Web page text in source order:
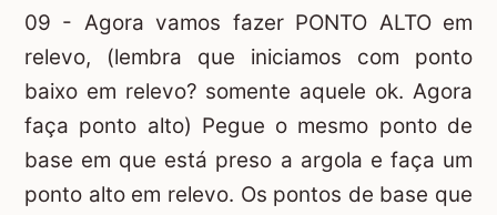
09 - Agora vamos fazer PONTO ALTO em
relevo, (lembra que iniciamos com ponto
baixo em relevo? somente aquele ok. Agora
faça ponto alto) Pegue o mesmo ponto de
base em que está preso a argola e faça um
ponto alto em relevo. Os pontos de base que